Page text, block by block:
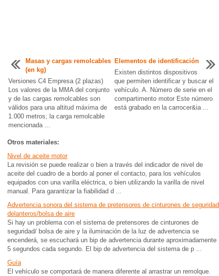
Masas y cargas remolcables
(en kg)
Versiones C4 Empresa (2 plazas)
Los valores de la MMA del conjunto
y de las cargas remolcables son
válidos para una altitud máxima de
1.000 metros; la carga remolcable
mencionada ...
Elementos de identificación
Existen distintos dispositivos
que permiten identificar y buscar el
vehículo. A. Número de serie en el
compartimento motor Este número
está grabado en la carrocer&ia ...
Otros materiales:
Nivel de aceite motor
La revisión se puede realizar o bien a través del indicador de nivel de
aceite del cuadro de a bordo al poner el contacto, para los vehículos
equipados con una varilla eléctrica, o bien utilizando la varilla de nivel
manual. Para garantizar la fiabilidad d ...
Advertencia sonora del sistema de pretensores de cinturones de seguridad
delanteros/bolsa de aire
Si hay un problema con el sistema de pretensores de cinturones de
seguridad/ bolsa de aire y la iluminación de la luz de advertencia se
encenderá, se escuchará un bip de advertencia durante aproximadamente
5 segundos cada segundo. El bip de advertencia del sistema de p ...
Guía
El vehículo se comportará de manera diferente al arrastrar un remolque.